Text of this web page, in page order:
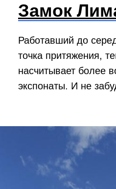
Замок
Работавший до
точка притяжения,
насчитывает более
экспонаты. И не